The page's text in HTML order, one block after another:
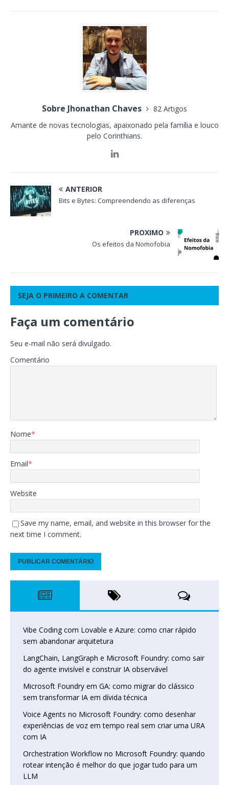
Sobre Jhonathan Chaves
82 Artigos
Amante de novas tecnologias, apaixonado pela família e louco
pelo Corinthians.
ANTERIOR
Bits e Bytes: Compreendendo as diferenças
PRÓXIMO
Os efeitos da Nomofobia
SEJA O PRIMEIRO A COMENTAR
Faça um comentário
Seu e-mail não será divulgado.
Comentário
Nome*
Email*
Website
Save my name, email, and website in this browser for the
next time I comment.
Vibe Coding com Lovable e Azure: como criar rápido
sem abandonar arquitetura
LangChain, LangGraph e Microsoft Foundry: como sair
do agente invisível e construir IA observável
Microsoft Foundry em GA: como migrar do clássico
sem transformar IA em dívida técnica
Voice Agents no Microsoft Foundry: como desenhar
experiências de voz em tempo real sem criar uma URA
com IA
Orchestration Workflow no Microsoft Foundry: quando
rotear intenção é melhor do que jogar tudo para um
LLM